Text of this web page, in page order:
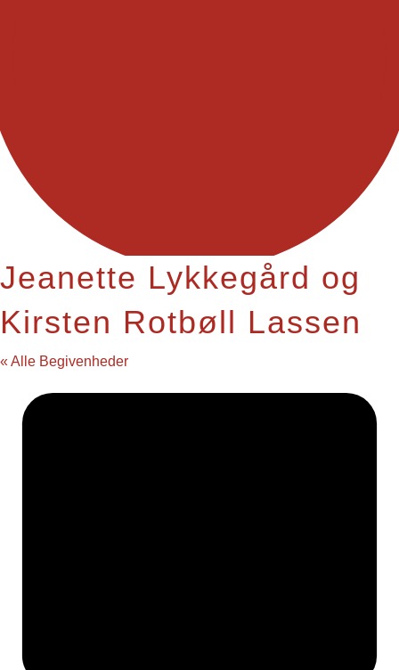
Jeanette Lykkegård og
Kirsten Rotbøll Lassen
« Alle Begivenheder